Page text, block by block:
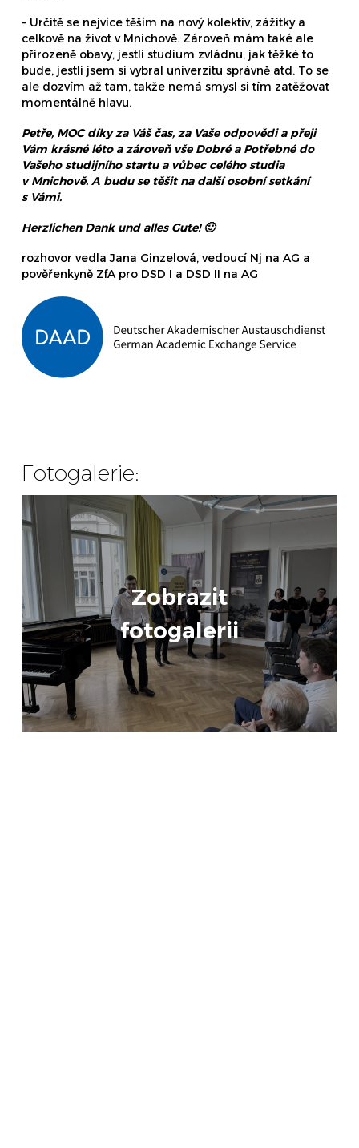
– Určitě se nejvíce těším na nový kolektiv, zážitky a
celkově na život v Mnichově. Zároveň mám také ale
přirozeně obavy, jestli studium zvládnu, jak těžké to
bude, jestli jsem si vybral univerzitu správně atd. To se
ale dozvím až tam, takže nemá smysl si tím zatěžovat
momentálně hlavu.
Petře, MOC díky za Váš čas, za Vaše odpovědi a přeji
Vám krásné léto a zároveň vše Dobré a Potřebné do
Vašeho studijního startu a vůbec celého studia
v Mnichově. A budu se těšit na další osobní setkání
s Vámi.
Herzlichen Dank und alles Gute! 🙂
rozhovor vedla Jana Ginzelová, vedoucí Nj na AG a
pověřenkyně ZfA pro DSD I a DSD II na AG
Fotogalerie:
Zobrazit
fotogalerii